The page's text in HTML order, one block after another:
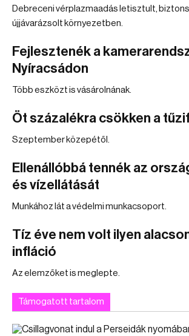
Debreceni vérplazmaadás letisztult,
újjávarázsolt környezetben.
Fejlesztenék a
Nyíracsádon
Több eszközt is vásárolnának.
Öt százalékra csökken a
Szeptember közepétől.
Ellenállóbbá tennék az
és vízellátását
Munkához lát a védelmi munkacsoport.
Tíz éve nem volt ilyen
infláció
Az elemzőket is meglepte.
Támogatott tartalom